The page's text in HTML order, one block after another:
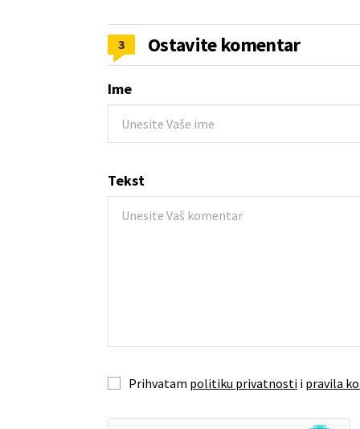
3 Ostavite komentar
Ime
Tekst
Prihvatam politiku privatnosti i pravila